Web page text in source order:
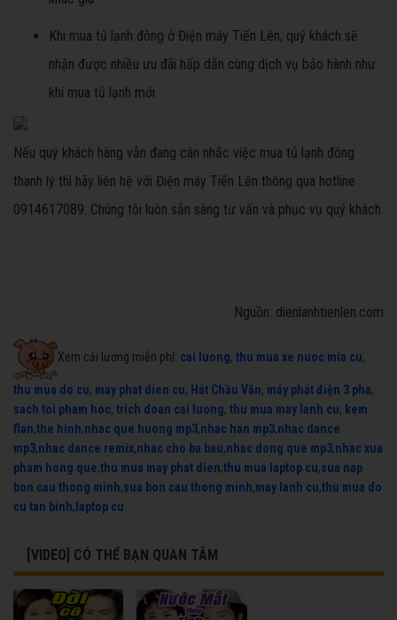
Khi mua tủ lạnh đông ở Điện máy Tiến Lên, quý khách sẽ
nhận được nhiều ưu đãi hấp dẫn cùng dịch vụ bảo hành như
khi mua tủ lạnh mới
Nếu quý khách hàng vẫn đang cân nhắc việc mua tủ lạnh đông
thanh lý thì hãy liên hệ với Điện máy Tiến Lên thông qua hotline
0914617089. Chúng tôi luôn sẵn sàng tư vấn và phục vụ quý khách.
Nguồn: dienlanhtienlen.com
Xem cải lương miễn phí: cai luong, thu mua xe nuoc mia cu,
thu mua do cu, may phat dien cu, Hát Chầu Văn, máy phát điện 3 pha,
sach toi pham hoc, trich doan cai luong, thu mua may lanh cu, kem
flan,the hinh,nhac que huong mp3,nhac han mp3,nhac dance
mp3,nhac dance remix,nhac cho ba bau,nhac dong que mp3,nhac xua
pham hong que,thu mua may phat dien,thu mua laptop cu,sua nap
bon cau thong minh,sua bon cau thong minh,may lanh cu,thu mua do
cu tan binh, laptop cu
[VIDEO] CÓ THỂ BẠN QUAN TÂM